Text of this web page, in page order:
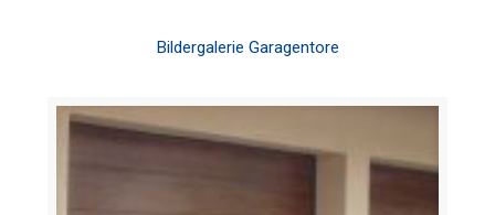
Bildergalerie Garagentore